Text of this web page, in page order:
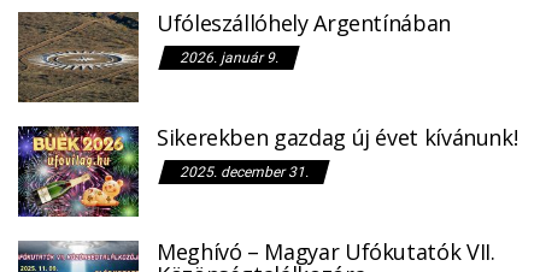
Ufóleszállóhely Argentínában
2026. január 9.
Sikerekben gazdag új évet kívánunk!
2025. december 31.
Meghívó – Magyar Ufókutatók VII.